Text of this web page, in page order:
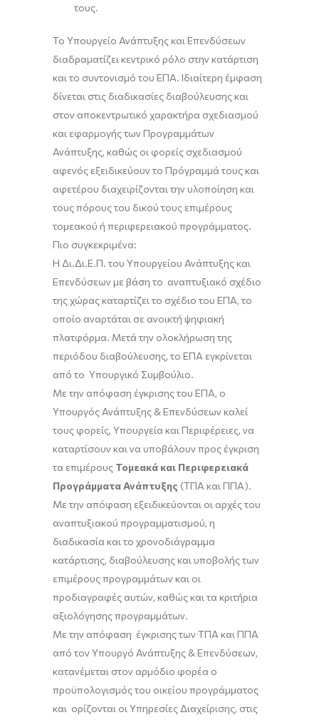
τους.
Το Υπουργείο Ανάπτυξης και Επενδύσεων
διαδραματίζει κεντρικό ρόλο στην κατάρτιση
και το συντονισμό του ΕΠΑ. Ιδιαίτερη έμφαση
δίνεται στις διαδικασίες διαβούλευσης και
στον αποκεντρωτικό χαρακτήρα σχεδιασμού
και εφαρμογής των Προγραμμάτων
Ανάπτυξης, καθώς οι φορείς σχεδιασμού
αφενός εξειδικεύουν το Πρόγραμμά τους και
αφετέρου διαχειρίζονται την υλοποίηση και
τους πόρους του δικού τους επιμέρους
τομεακού ή περιφερειακού προγράμματος.
Πιο συγκεκριμένα:
Η Δι.Δι.Ε.Π. του Υπουργείου Ανάπτυξης και
Επενδύσεων με βάση το αναπτυξιακό σχέδιο
της χώρας καταρτίζει το σχέδιο του ΕΠΑ, το
οποίο αναρτάται σε ανοικτή ψηφιακή
πλατφόρμα. Μετά την ολοκλήρωση της
περιόδου διαβούλευσης, το ΕΠΑ εγκρίνεται
από το Υπουργικό Συμβούλιο.
Με την απόφαση έγκρισης του ΕΠΑ, ο
Υπουργός Ανάπτυξης & Επενδύσεων καλεί
τους φορείς, Υπουργεία και Περιφέρειες, να
καταρτίσουν και να υποβάλουν προς έγκριση
τα επιμέρους Τομεακά και Περιφερειακά
Προγράμματα Ανάπτυξης (ΤΠΑ και ΠΠΑ).
Με την απόφαση εξειδικεύονται οι αρχές του
αναπτυξιακού προγραμματισμού, η
διαδικασία και το χρονοδιάγραμμα
κατάρτισης, διαβούλευσης και υποβολής των
επιμέρους προγραμμάτων και οι
προδιαγραφές αυτών, καθώς και τα κριτήρια
αξιολόγησης προγραμμάτων.
Με την απόφαση έγκρισης των ΤΠΑ και ΠΠΑ
από τον Υπουργό Ανάπτυξης & Επενδύσεων,
κατανέμεται στον αρμόδιο φορέα ο
προϋπολογισμός του οικείου προγράμματος
και ορίζονται οι Υπηρεσίες Διαχείρισης, στις